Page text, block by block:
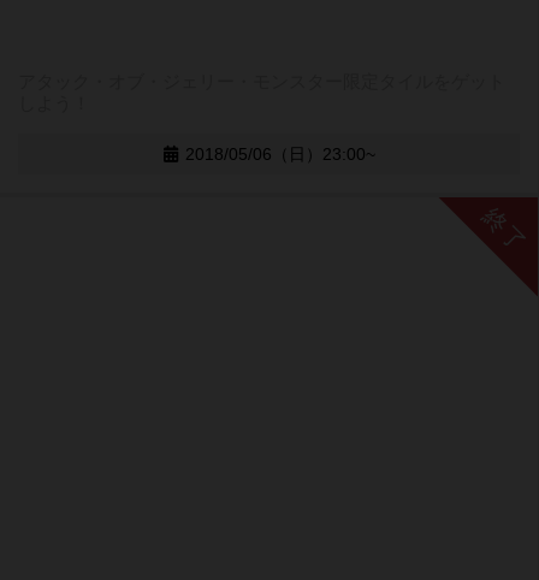
2018/05/06（日）23:00~
終了